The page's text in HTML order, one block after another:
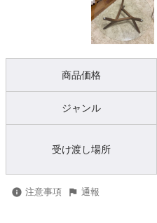
商品価格
ジャンル
受け渡し場所
注意事項 通報